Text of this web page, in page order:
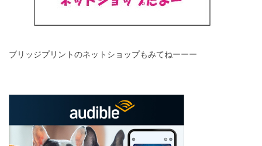
ブリッジプリントのネットショップもみてねーーー